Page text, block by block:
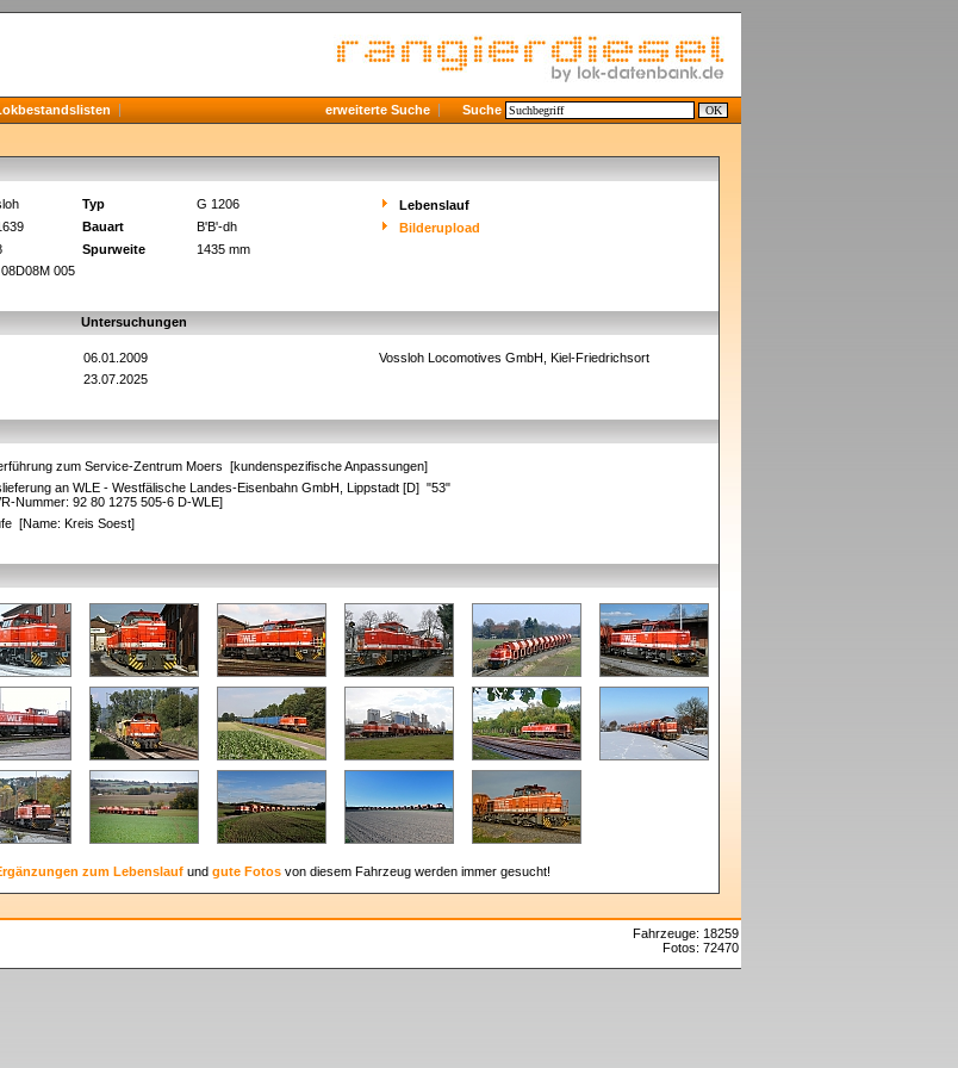
erweiterte Suche Suche
Typ G 1206
Lebenslauf
Bauart B'B'-dh
Bilderupload
Spurweite
1435 mm
08D08M 005
Untersuchungen
06.01.2009
Vossloh Locomotives GmbH, Kiel-Friedrichsort
23.07.2025
zum Service-Zentrum Moers [kundenspezifische Anpassungen]
an WLE - Westfälische Landes-Eisenbahn GmbH, Lippstadt [D] "53"
Nummer: 92 80 1275 505-6 D-WLE]
[Name: Kreis Soest]
zum Lebenslaufund gute Fotosvon diesem Fahrzeug werden immer gesucht!
Fahrzeuge: 18259
Fotos: 72470